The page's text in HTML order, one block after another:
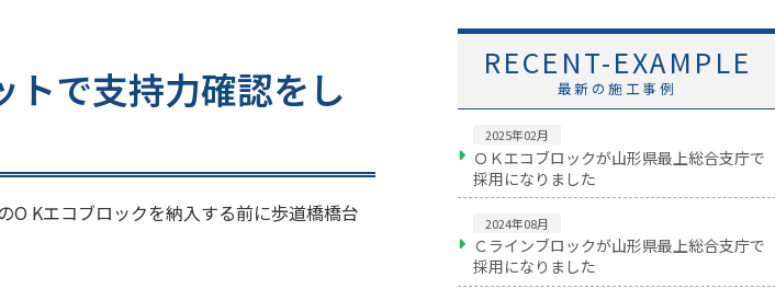
トで支持力確認をし
Kエコブロックを納入する前に歩道橋橋台
RECENT-EXAMPLE
最新の施工事例
2025年02月
ＯＫエコブロックが山形県最上総合支庁で
採用になりました
2024年08月
Ｃラインブロックが山形県最上総合支庁で
採用になりました